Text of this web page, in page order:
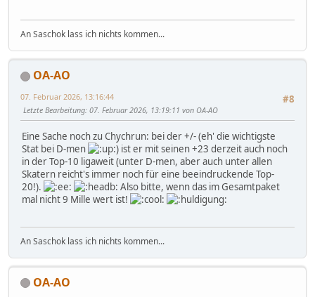
An Saschok lass ich nichts kommen...
OA-AO
#8
07. Februar 2026, 13:16:44
Letzte Bearbeitung: 07. Februar 2026, 13:19:11 von OA-AO
Eine Sache noch zu Chychrun: bei der +/- (eh' die wichtigste
Stat bei D-men
) ist er mit seinen +23 derzeit auch noch
in der Top-10 ligaweit (unter D-men, aber auch unter allen
Skatern reicht's immer noch für eine beeindruckende Top-
20!).
Also bitte, wenn das im Gesamtpaket
mal nicht 9 Mille wert ist!
An Saschok lass ich nichts kommen...
OA-AO